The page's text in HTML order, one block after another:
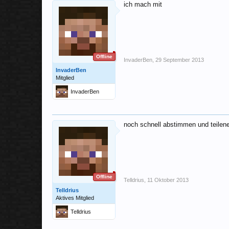
Offline
InvaderBen
Mitglied
InvaderBen
ich mach mit
InvaderBen 29 September 2013
Offline
Telldrius
Aktives Mitglied
Telldrius
noch schnell abstimmen und
Telldrius 11 Oktober 2013